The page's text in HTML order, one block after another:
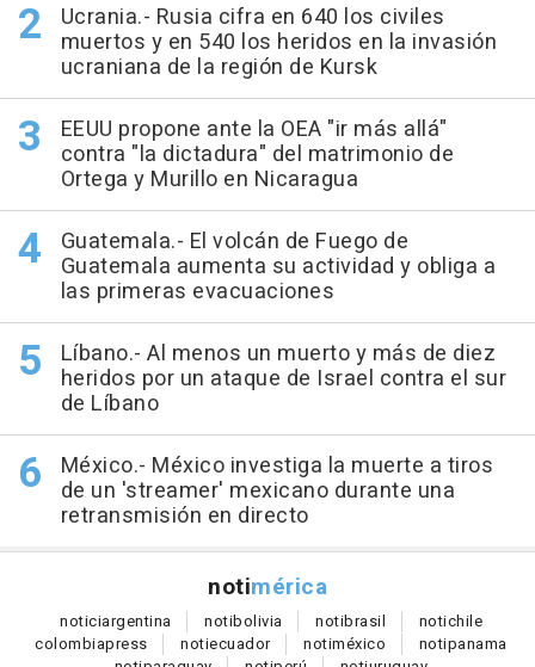
Ucrania.- Rusia cifra en 640 los civiles
muertos y en 540 los heridos en la invasión
ucraniana de la región de Kursk
EEUU propone ante la OEA "ir más allá"
contra "la dictadura" del matrimonio de
Ortega y Murillo en Nicaragua
Guatemala.- El volcán de Fuego de
Guatemala aumenta su actividad y obliga a
las primeras evacuaciones
Líbano.- Al menos un muerto y más de diez
heridos por un ataque de Israel contra el sur
de Líbano
México.- México investiga la muerte a tiros
de un 'streamer' mexicano durante una
retransmisión en directo
notimérica
noticiargentina notibolivia notibrasil notichile
colombiapress notiecuador notiméxico notipanama